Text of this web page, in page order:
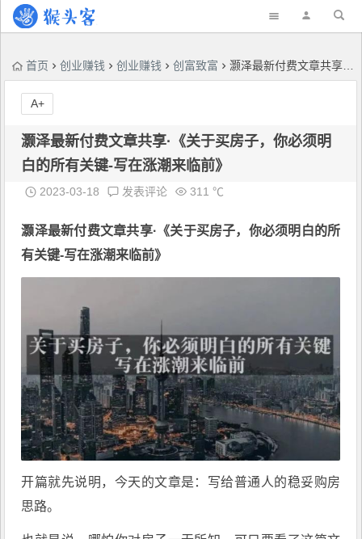
首页 创业赚钱 创业赚钱 创富致富 灏泽最新付费文章共享·《关于买房子，你必须明白的所有关键-写在涨潮来临前​》
灏泽最新付费文章共享·《关于买房子，你必须明
白的所有关键-写在涨潮来临前​》
2023-03-18 发表评论 311 ℃
灏泽最新付费文章共享·《关于买房子，你必须明白的所
有关键-写在涨潮来临前​》
开篇就先说明，今天的文章是：写给普通人的稳妥购房
思路。
A+